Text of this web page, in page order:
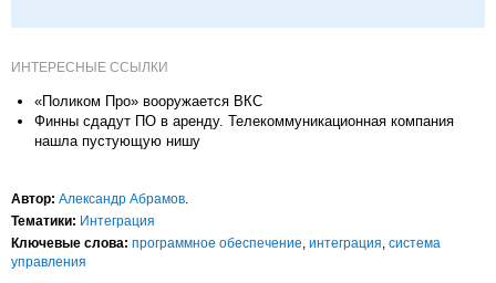
ИНТЕРЕСНЫЕ ССЫЛКИ
«Поликом Про» вооружается ВКС
Финны сдадут ПО в аренду. Телекоммуникационная компания
нашла пустующую нишу
Автор: Александр Абрамов
Тематики: Интеграция
Ключевые слова: программное обеспечение интеграция система
управления